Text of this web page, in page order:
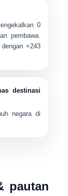
0
pembawa.
+243
destinasi
negara di
pautan